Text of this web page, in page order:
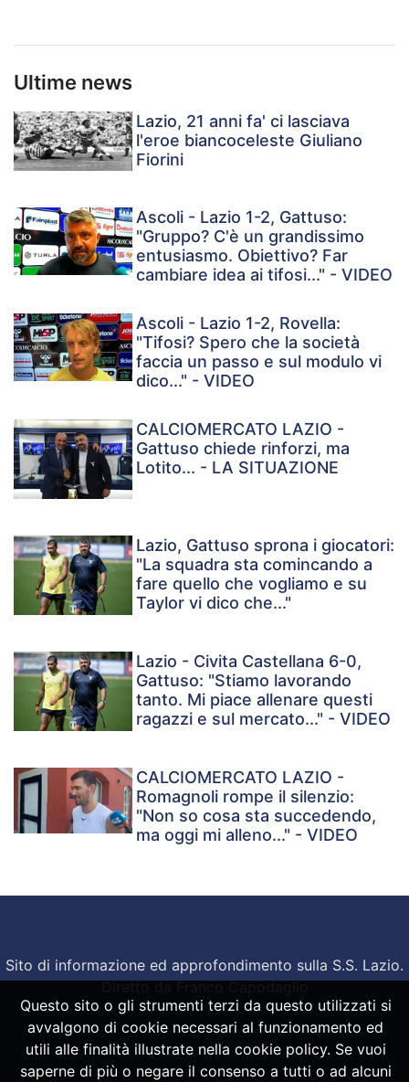
Ultime news
Lazio, 21 anni fa' ci lasciava
l'eroe biancoceleste Giuliano
Fiorini
Ascoli - Lazio 1-2, Gattuso:
"Gruppo? C'è un grandissimo
entusiasmo. Obiettivo? Far
cambiare idea ai tifosi..." - VIDEO
Ascoli - Lazio 1-2, Rovella:
"Tifosi? Spero che la società
faccia un passo e sul modulo vi
dico..." - VIDEO
CALCIOMERCATO LAZIO -
Gattuso chiede rinforzi, ma
Lotito... - LA SITUAZIONE
Lazio, Gattuso sprona i giocatori:
"La squadra sta comincando a
fare quello che vogliamo e su
Taylor vi dico che..."
Lazio - Civita Castellana 6-0,
Gattuso: "Stiamo lavorando
tanto. Mi piace allenare questi
ragazzi e sul mercato..." - VIDEO
CALCIOMERCATO LAZIO -
Romagnoli rompe il silenzio:
"Non so cosa sta succedendo,
ma oggi mi alleno..." - VIDEO
Sito di informazione ed approfondimento sulla S.S. Lazio.
Powered bySpheraHouse
Questo sito o gli strumenti terzi da questo utilizzati si
avvalgono di cookie necessari al funzionamento ed
utili alle finalità illustrate nella cookie policy. Se vuoi
saperne di più o negare il consenso a tutti o ad alcuni